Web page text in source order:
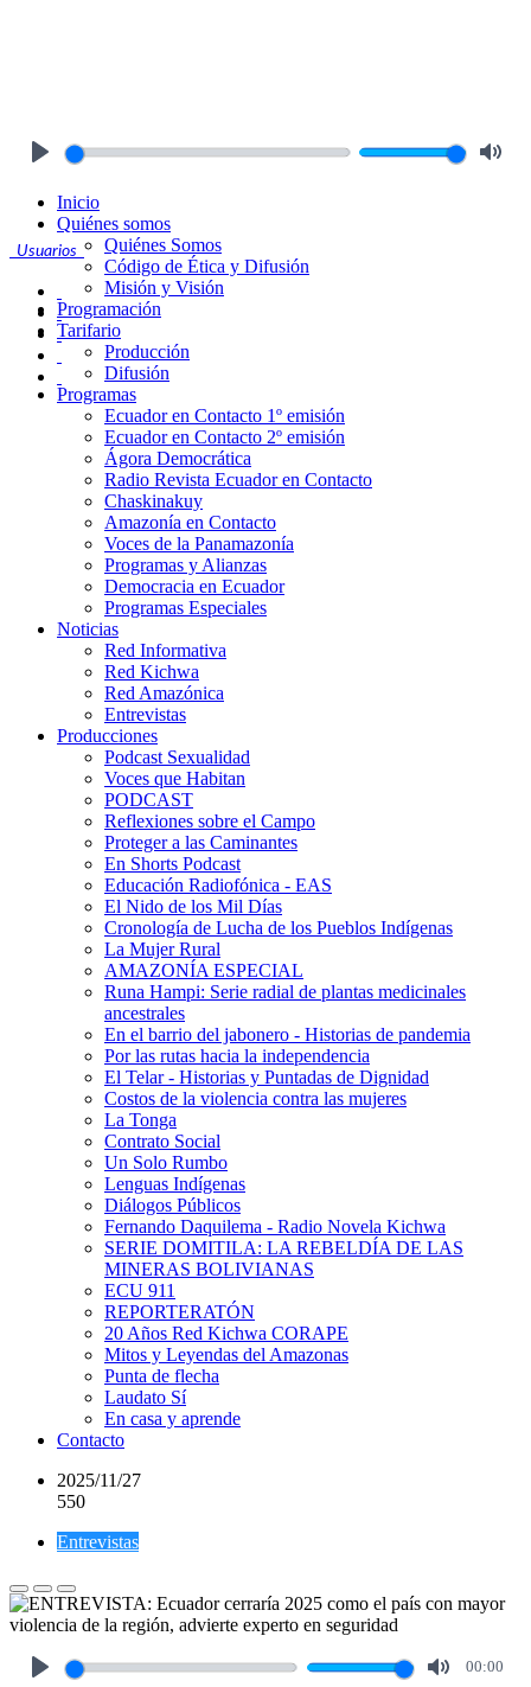
Usuarios
Inicio
Quiénes somos
Quiénes Somos
Código de Ética y Difusión
Misión y Visión
Programación
Tarifario
Producción
Difusión
Programas
Ecuador en Contacto 1º emisión
Ecuador en Contacto 2º emisión
Ágora Democrática
Radio Revista Ecuador en Contacto
Chaskinakuy
Amazonía en Contacto
Voces de la Panamazonía
Programas y Alianzas
Democracia en Ecuador
Programas Especiales
Noticias
Red Informativa
Red Kichwa
Red Amazónica
Entrevistas
Producciones
Podcast Sexualidad
Voces que Habitan
PODCAST
Reflexiones sobre el Campo
Proteger a las Caminantes
En Shorts Podcast
Educación Radiofónica - EAS
El Nido de los Mil Días
Cronología de Lucha de los Pueblos Indígenas
La Mujer Rural
AMAZONÍA ESPECIAL
Runa Hampi: Serie radial de plantas medicinales
ancestrales
En el barrio del jabonero - Historias de pandemia
Por las rutas hacia la independencia
El Telar - Historias y Puntadas de Dignidad
Costos de la violencia contra las mujeres
La Tonga
Contrato Social
Un Solo Rumbo
Lenguas Indígenas
Diálogos Públicos
Fernando Daquilema - Radio Novela Kichwa
SERIE DOMITILA: LA REBELDÍA DE LAS
MINERAS BOLIVIANAS
ECU 911
REPORTERATÓN
20 Años Red Kichwa CORAPE
Mitos y Leyendas del Amazonas
Punta de flecha
Laudato Sí
En casa y aprende
Contacto
2025/11/27
550
Entrevistas
00:00